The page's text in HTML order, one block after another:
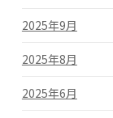
2025年9月
2025年8月
2025年6月